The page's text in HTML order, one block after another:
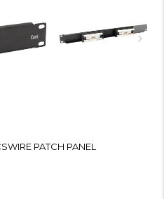
PATCH PANEL